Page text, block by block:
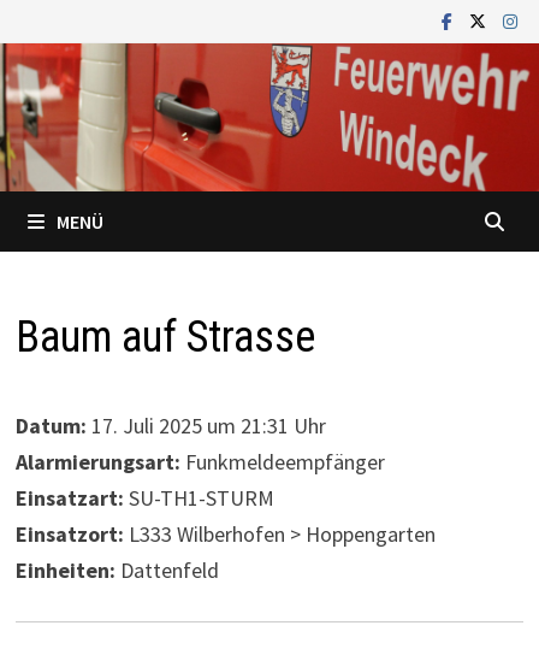
Inhalt
springen
MENÜ
Baum auf Strasse
Datum: 17. Juli 2025 um 21:31 Uhr
Alarmierungsart: Funkmeldeempfänger
Einsatzart: SU-TH1-STURM
Einsatzort: L333 Wilberhofen > Hoppengarten
Einheiten: Dattenfeld